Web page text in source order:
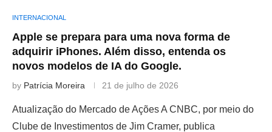
INTERNACIONAL
Apple se prepara para uma nova forma de
adquirir iPhones. Além disso, entenda os
novos modelos de IA do Google.
by Patrícia Moreira 21 de julho de 2026
Atualização do Mercado de Ações A CNBC, por meio do
Clube de Investimentos de Jim Cramer, publica